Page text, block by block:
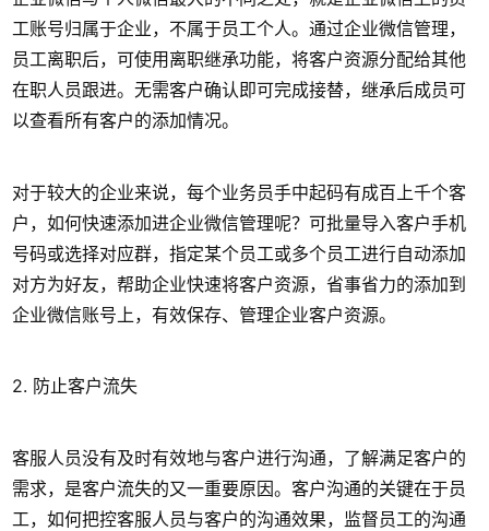
工账号归属于企业，不属于员工个人。通过企业微信管理，
员工离职后，可使用离职继承功能，将客户资源分配给其他
在职人员跟进。无需客户确认即可完成接替，继承后成员可
以查看所有客户的添加情况。
对于较大的企业来说，每个业务员手中起码有成百上千个客
户，如何快速添加进企业微信管理呢？可批量导入客户手机
号码或选择对应群，指定某个员工或多个员工进行自动添加
对方为好友，帮助企业快速将客户资源，省事省力的添加到
企业微信账号上，有效保存、管理企业客户资源。
2. 防止客户流失
客服人员没有及时有效地与客户进行沟通，了解满足客户的
需求，是客户流失的又一重要原因。客户沟通的关键在于员
工，如何把控客服人员与客户的沟通效果，监督员工的沟通